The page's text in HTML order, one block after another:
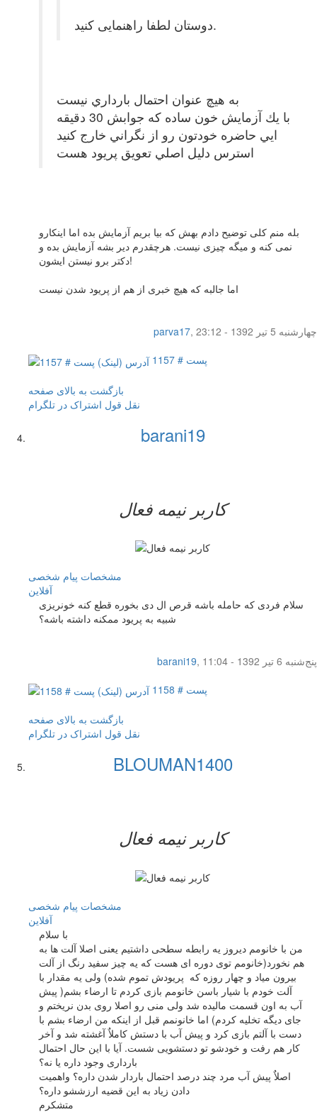
دوستان لطفا راهنمایی کنید.
به هيچ عنوان احتمال بارداري نيست
با يك آزمايش خون ساده كه جوابش 30 دقيقه
ايي حاضره خودتون رو از نگراني خارج كنيد
استرس دليل اصلي تعويق پريود هست
بله منم کلی توضیح دادم بهش که بیا بریم آزمایش بده اما اینکارو
نمی کنه و میگه چیزی نیست. هرچقدرم دیر بشه آزمایش بده و
دکتر برو نیستن ایشون!
اما جالبه که هیچ خبری از هم از پریود شدن نیست
parva17,
چهار‌شنبه 5 تیر 1392 - 23:12
پست # 1157
بازگشت به بالای صفحه
نقل قول اشتراک در تلگرام
barani19
کاربر نيمه فعال
مشخصات پیام شخصی
آفلاين
سلام فردی که حامله باشه قرص ال دی بخوره قطع کنه خونریزی
شبیه به پریود ممکنه داشته باشه؟
barani19,
پنج‌شنبه 6 تیر 1392 - 11:04
پست # 1158
بازگشت به بالای صفحه
نقل قول اشتراک در تلگرام
BLOUMAN1400
کاربر نيمه فعال
مشخصات پیام شخصی
آفلاين
با سلام
من با خانومم دیروز یه رابطه سطحی داشتیم یعنی اصلا آلت ها به
هم نخورد(خانومم توی دوره ای هست که یه چیز سفید رنگ از آلت
بیرون میاد و چهار روزه که پریودش تموم شده) ولی یه مقدار با
آلت خودم با شیار باسن خانومم بازی کردم تا ارضاء بشم( پیش
آب به اون قسمت مالیده شد ولی منی رو اصلا روی بدن نریختم و
جای دیگه تخلیه کردم) اما خانونمم قبل از اینکه من ارضاء بشم با
دست با آلتم بازی کرد و پیش آب با دستش کاملاٌ آغشته شد و آخر
کار هم رفت و خودشو تو دستشویی شست. آیا با این حال احتمال
بارداری وجود داره یا نه؟
اصلاٌ پیش آب مرد چند درصد احتمال باردار شدن داره؟ واهمیت
دادن زیاد به این قضیه ارزششو داره؟
متشکرم